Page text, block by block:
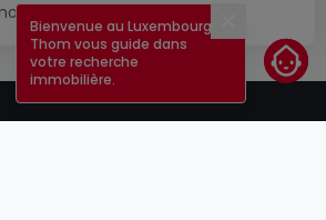
Fermer
Bienvenue au Luxembourg !
Thom vous guide dans
votre recherche
immobilière.